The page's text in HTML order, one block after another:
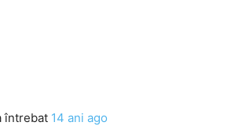
întrebat 14 ani ago